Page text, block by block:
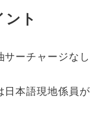
ント
ーチャージなし
本語現地係員が
加いただけるコースで